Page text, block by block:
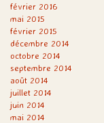
février 2016
mai 2015
février 2015
décembre 2014
octobre 2014
septembre 2014
août 2014
juillet 2014
juin 2014
mai 2014